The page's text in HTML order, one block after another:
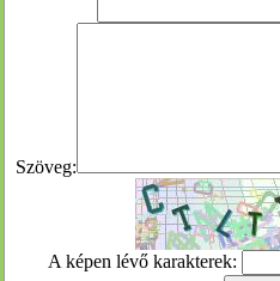
Szöveg:
A képen lévő karakterek: